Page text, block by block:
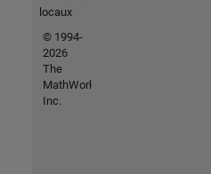
locaux
© 1994-
2026
The
MathWorks,
Inc.